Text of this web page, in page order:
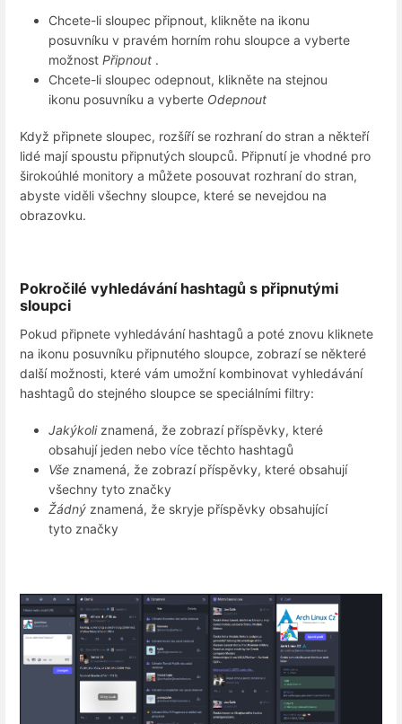
Chcete-li sloupec připnout, klikněte na ikonu
posuvníku v pravém horním rohu sloupce a vyberte
možnost Připnout .
Chcete-li sloupec odepnout, klikněte na stejnou
ikonu posuvníku a vyberte Odepnout
Když připnete sloupec, rozšíří se rozhraní do stran a někteří
lidé mají spoustu připnutých sloupců. Připnutí je vhodné pro
širokoúhlé monitory a můžete posouvat rozhraní do stran,
abyste viděli všechny sloupce, které se nevejdou na
obrazovku.
Pokročilé vyhledávání hashtagů s připnutými
sloupci
Pokud připnete vyhledávání hashtagů a poté znovu kliknete
na ikonu posuvníku připnutého sloupce, zobrazí se některé
další možnosti, které vám umožní kombinovat vyhledávání
hashtagů do stejného sloupce se speciálními filtry:
Jakýkoli znamená, že zobrazí příspěvky, které
obsahují jeden nebo více těchto hashtagů
Vše znamená, že zobrazí příspěvky, které obsahují
všechny tyto značky
Žádný znamená, že skryje příspěvky obsahující
tyto značky